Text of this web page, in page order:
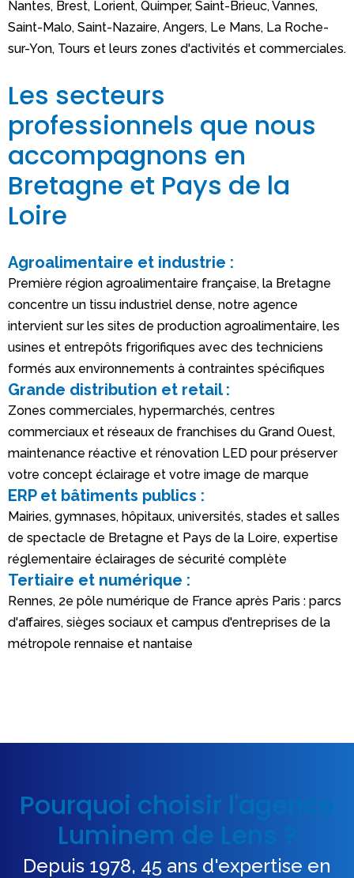
Nantes, Brest, Lorient, Quimper, Saint-Brieuc, Vannes,
Saint-Malo, Saint-Nazaire, Angers, Le Mans, La Roche-
sur-Yon, Tours et leurs zones d'activités et commerciales.
Les secteurs
professionnels que nous
accompagnons en
Bretagne et Pays de la
Loire
Agroalimentaire et industrie :
Première région agroalimentaire française, la Bretagne
concentre un tissu industriel dense, notre agence
intervient sur les sites de production agroalimentaire, les
usines et entrepôts frigorifiques avec des techniciens
formés aux environnements à contraintes spécifiques
Grande distribution et retail :
Zones commerciales, hypermarchés, centres
commerciaux et réseaux de franchises du Grand Ouest,
maintenance réactive et rénovation LED pour préserver
votre concept éclairage et votre image de marque
ERP et bâtiments publics :
Mairies, gymnases, hôpitaux, universités, stades et salles
de spectacle de Bretagne et Pays de la Loire, expertise
réglementaire éclairages de sécurité complète
Tertiaire et numérique :
Rennes, 2e pôle numérique de France après Paris : parcs
d'affaires, sièges sociaux et campus d'entreprises de la
métropole rennaise et nantaise
Pourquoi choisir l'agence
Luminem de Lens ?
Depuis 1978, 45 ans d'expertise en